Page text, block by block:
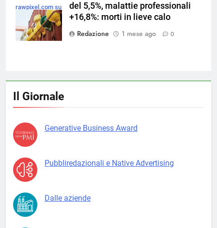
rawpixel.com su
Magnific
del 5,5%, malattie professionali
+16,8%: morti in lieve calo
Redazione
1 mese ago 0
Il Giornale
Generative Business Award
Pubbliredazionali e Native Advertising
Dalle aziende